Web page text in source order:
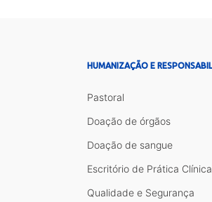
HUMANIZAÇÃO E
Pastoral
Doação de órgãos
Doação de sangue
Escritório de Prática Clínica
Qualidade e Segurança